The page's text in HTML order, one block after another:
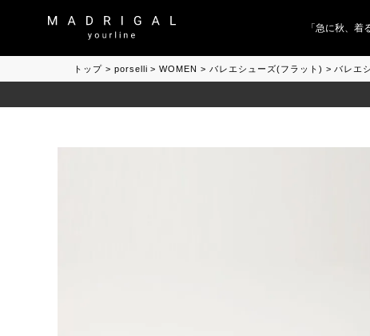
「急に秋、着るもの
トップ porselli WOMEN バレエシューズ(フラット) バレエ